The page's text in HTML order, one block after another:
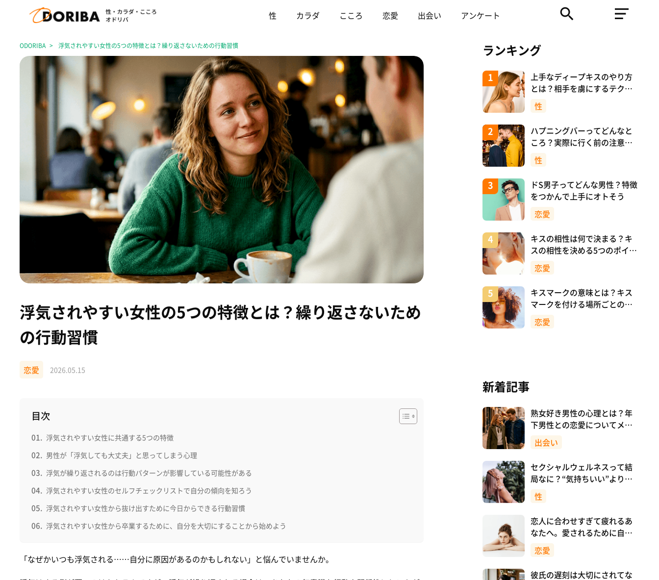
性 カラダ こころ 恋愛 出会い アンケート
ODORIBA 浮気されやすい女性の5つの特徴とは？繰り返さないための行動習慣
浮気されやすい女性の5つの特徴とは？繰り返さないため
の行動習慣
恋愛 2026.05.15
目次
浮気されやすい女性に共通する5つの特徴
男性が「浮気しても大丈夫」と思ってしまう心理
浮気が繰り返されるのは行動パターンが影響している可能性がある
浮気されやすい女性のセルフチェックリストで自分の傾向を知ろう
浮気されやすい女性から抜け出すために今日からできる行動習慣
浮気されやすい女性から卒業するために、自分を大切にすることから始めよう
「なぜかいつも浮気される……自分に原因があるのかもしれない」と悩んでいませんか。
ランキング
上手なディープキスのやり方
とは？相手を虜にするテクニ
ックを紹介！
性
ハプニングバーってどんなと
ころ？実際に行く前の注意や
マナーについて！
性
ドS男子ってどんな男性？特徴
をつかんで上手にオトそう
恋愛
キスの相性は何で決まる？キ
スの相性を決める5つのポイン
ト
恋愛
キスマークの意味とは？キス
マークを付ける場所ごとの意
味を詳しく解説
恋愛
新着記事
熟女好き男性の心理とは？年
下男性との恋愛についてメリ
ットも解説！
出会い
セクシャルウェルネスって結
局なに？“気持ちいい”より先
に、自分を大切にすること
性
恋人に合わせすぎて疲れるあ
なたへ。愛されるために自分
を消さない恋愛のつくり方
恋愛
彼氏の遅刻は大切にされてな